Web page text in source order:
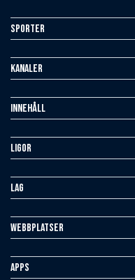
Sporter
Kanaler
Innehåll
Ligor
Lag
Webbplatser
Apps